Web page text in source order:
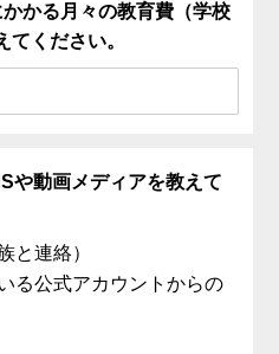
かる月々の教育費（学校
てください。
や動画メディアを教えて
と連絡）
る公式アカウントからの